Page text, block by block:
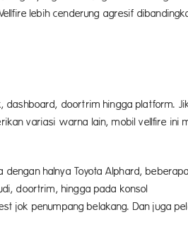
lebih cenderung agresif
dashboard, doortrim hingga platform.
ini menggunakan
halnya Toyota Alphard,
doortrim, hingga pada konsol
pelapis joknya,